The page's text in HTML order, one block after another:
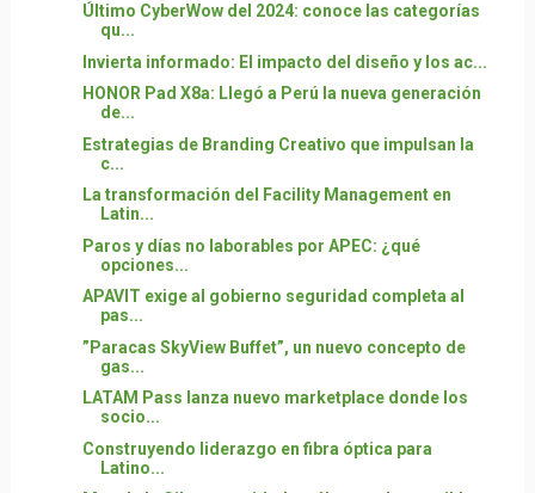
Último CyberWow del 2024: conoce las categorías
qu...
Invierta informado: El impacto del diseño y los ac...
HONOR Pad X8a: Llegó a Perú la nueva generación
de...
Estrategias de Branding Creativo que impulsan la
c...
La transformación del Facility Management en
Latin...
Paros y días no laborables por APEC: ¿qué
opciones...
APAVIT exige al gobierno seguridad completa al
pas...
”Paracas SkyView Buffet”, un nuevo concepto de
gas...
LATAM Pass lanza nuevo marketplace donde los
socio...
Construyendo liderazgo en fibra óptica para
Latino...